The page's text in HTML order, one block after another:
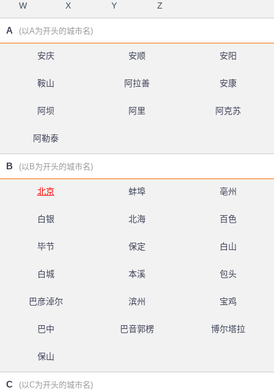
W X Y Z
A (以A为开头的城市名)
安庆 安顺 安阳
鞍山 阿拉善 安康
阿坝 阿里 阿克苏
阿勒泰
B (以B为开头的城市名)
北京 蚌埠 亳州
白银 北海 百色
毕节 保定 白山
白城 本溪 包头
巴彦淖尔 滨州 宝鸡
巴中 巴音郭楞 博尔塔拉
保山
C (以C为开头的城市名)